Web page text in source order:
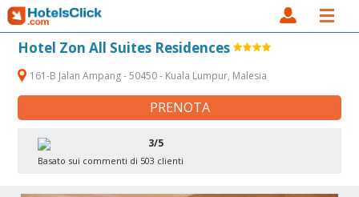
Hotel Zon All Suites Residences
161-B Jalan Ampang - 50450 - Kuala Lumpur, Malesia
PRENOTA
3/5
Basato sui commenti di 503 clienti